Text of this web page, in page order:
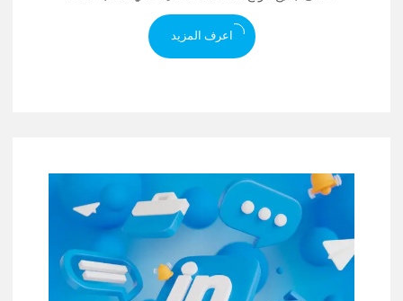
اعرف المزيد